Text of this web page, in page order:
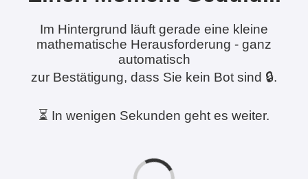
Im Hintergrund läuft gerade eine kleine
mathematische Herausforderung - ganz
automatisch
zur Bestätigung, dass Sie kein Bot sind 🔒.
⏳ In wenigen Sekunden geht es weiter.